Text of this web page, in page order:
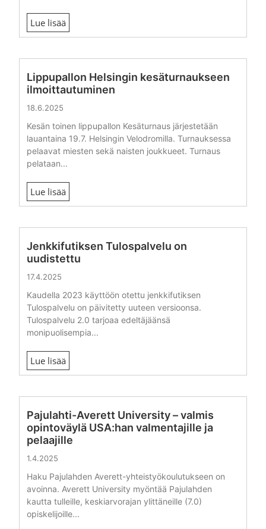
Lue lisää
Lippupallon Helsingin kesäturnaukseen
ilmoittautuminen
18.6.2025
Kesän toinen lippupallon Kesäturnaus järjestetään
lauantaina 19.7. Helsingin Velodromilla. Turnauksessa
pelaavat miesten sekä naisten joukkueet. Turnaus
pelataan...
Lue lisää
Jenkkifutiksen Tulospalvelu on
uudistettu
17.4.2025
Kaudella 2023 käyttöön otettu jenkkifutiksen
Tulospalvelu on päivitetty uuteen versioonsa.
Tulospalvelu 2.0 tarjoaa edeltäjäänsä
monipuolisempia...
Lue lisää
Pajulahti-Averett University – valmis
opintoväylä USA:han valmentajille ja
pelaajille
1.4.2025
Haku Pajulahden Averett-yhteistyökoulutukseen on
avoinna. Averett University myöntää Pajulahden
kautta tulleille, keskiarvorajan ylittäneille (7.0)
opiskelijoille...